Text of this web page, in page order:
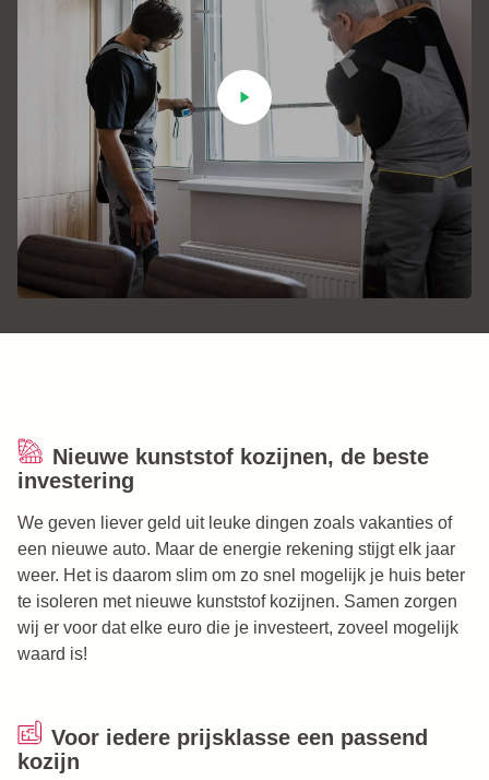
+31 (0)184 - 76 07 60
Nieuwe kunststof kozijnen, de beste
investering
We geven liever geld uit leuke dingen zoals vakanties of
een nieuwe auto. Maar de energie rekening stijgt elk jaar
weer. Het is daarom slim om zo snel mogelijk je huis beter
te isoleren met nieuwe kunststof kozijnen. Samen zorgen
wij er voor dat elke euro die je investeert, zoveel mogelijk
waard is!
Voor iedere prijsklasse een passend
kozijn